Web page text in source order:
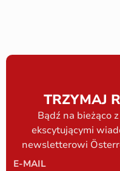
TRZYMAJ
Bądź na bieżąco
ekscytującymi
newsletterowi
E-MAIL